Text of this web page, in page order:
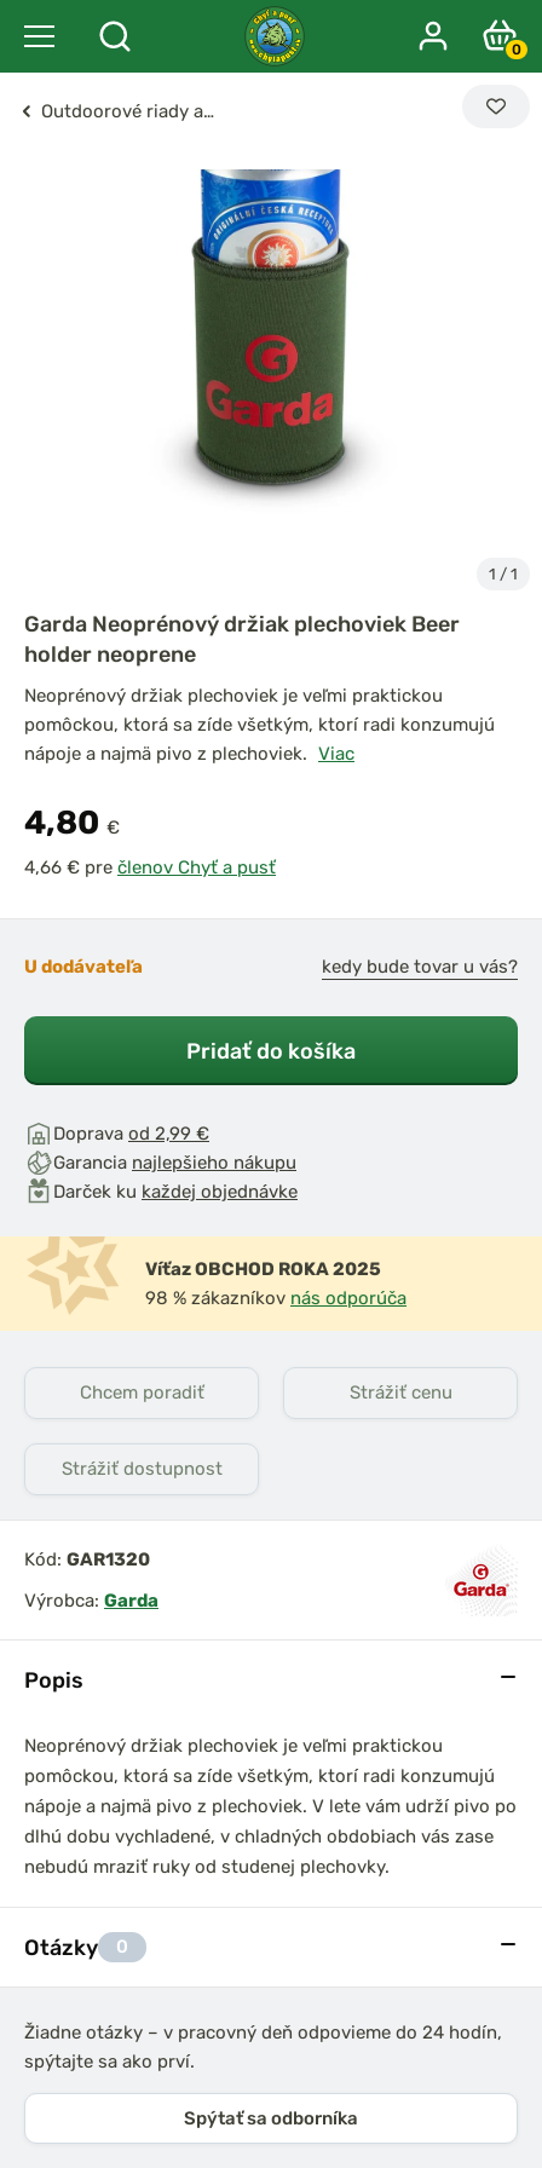
0
Outdoorové riady a…
1 / 1
Popis
Neoprénový držiak plechoviek je veľmi praktickou
pomôckou, ktorá sa zíde všetkým, ktorí radi konzumujú
nápoje a najmä pivo z plechoviek. V lete vám udrží pivo po
dlhú dobu vychladené, v chladných obdobiach vás zase
nebudú mraziť ruky od studenej plechovky.
Otázky 0
Žiadne otázky – v pracovný deň odpovieme do 24 hodín,
spýtajte sa ako prví.
Spýtať sa odborníka
Garda Neoprénový držiak plechoviek Beer
holder neoprene
Neoprénový držiak plechoviek je veľmi praktickou
pomôckou, ktorá sa zíde všetkým, ktorí radi konzumujú
nápoje a najmä pivo z plechoviek. Viac
4,80 €
pre členov Chyť a pusť
U dodávateľa kedy bude tovar u vás?
Pridať do košíka
Doprava od 2,99 €
Garancia najlepšieho nákupu
Darček ku každej objednávke
Víťaz OBCHOD ROKA 2025
98 % zákazníkov nás odporúča
Chcem poradiť Strážiť cenu
Strážiť dostupnost
Kód: GAR1320
Výrobca: Garda